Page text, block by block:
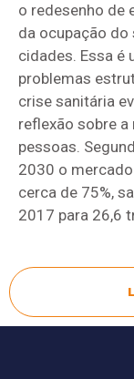
o redesenho de
da ocupação do
cidades. Essa é
problemas
crise sanitária
reflexão sobre a
pessoas.
2030 o
cerca de 75%,
2017 para 26,6